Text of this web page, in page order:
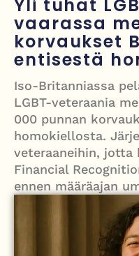
Iso-Britannia
mitä
Öljyn hinta sukelsi –
Yli tuhat
vaarassa
korvaukset
entisestä
Iso-Britanniassa
LGBT-veteraania
000 punnan
homokiellosta.
veteraaneihin, jotta
Financial
ennen määräajan